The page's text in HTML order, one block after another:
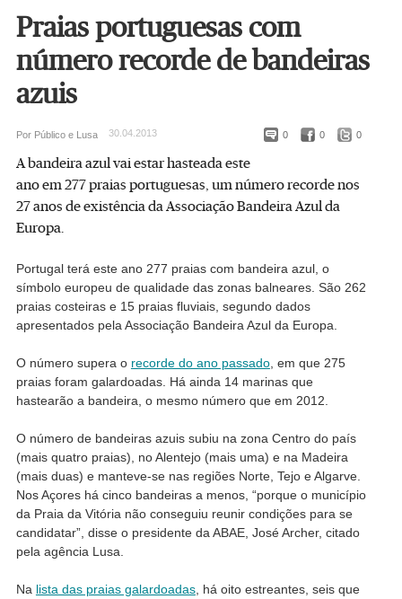
Praias portuguesas com
número recorde de bandeiras
azuis
0 0 0
Por Público e Lusa 30.04.2013
A bandeira azul vai estar hasteada este
ano em 277 praias portuguesas, um número recorde nos
27 anos de existência da Associação Bandeira Azul da
Europa.
Portugal terá este ano 277 praias com bandeira azul, o
símbolo europeu de qualidade das zonas balneares. São 262
praias costeiras e 15 praias fluviais, segundo dados
apresentados pela Associação Bandeira Azul da Europa.
O número supera o recorde do ano passado, em que 275
praias foram galardoadas. Há ainda 14 marinas que
hastearão a bandeira, o mesmo número que em 2012.
O número de bandeiras azuis subiu na zona Centro do país
(mais quatro praias), no Alentejo (mais uma) e na Madeira
(mais duas) e manteve-se nas regiões Norte, Tejo e Algarve.
Nos Açores há cinco bandeiras a menos, “porque o município
da Praia da Vitória não conseguiu reunir condições para se
candidatar”, disse o presidente da ABAE, José Archer, citado
pela agência Lusa.
Na lista das praias galardoadas, há oito estreantes, seis que